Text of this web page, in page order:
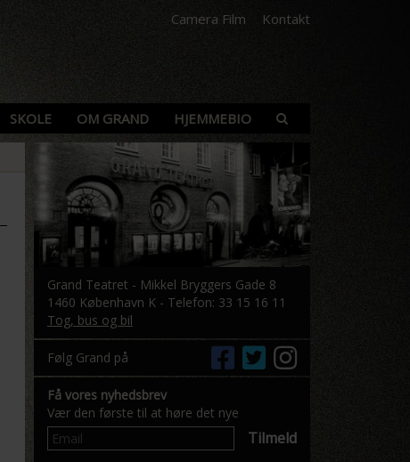
Camera Film Kontakt
SKOLE OM GRAND HJEMMEBIO
Grand Teatret - Mikkel Bryggers Gade 8
1460 København K - Telefon: 33 15 16 11
Tog, bus og bil
Følg Grand på
Få vores nyhedsbrev
Vær den første til at høre det nye
Tilmeld